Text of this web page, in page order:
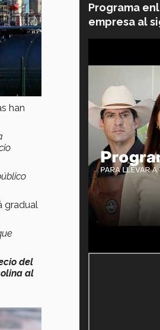
han
gradual
del
al
Programa
empresa al